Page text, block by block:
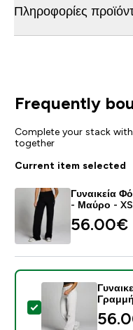
Πληροφορίες
Frequently
Complete your stack
together
Current item selected
Γυναικεία
- Μαύρο - XS
56.00€‎
Select this